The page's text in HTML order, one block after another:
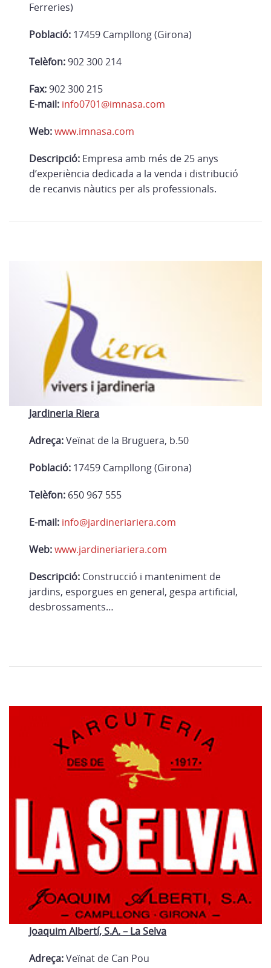
Ferreries)
Població: 17459 Campllong (Girona)
Telèfon:902 300 214
Fax:902 300 215
E-mail: info0701@imnasa.com
Web: www.imnasa.com
Descripció: Empresa amb més de 25 anys
d’experiència dedicada a la venda i distribució
de recanvis nàutics per als professionals.
Jardineria Riera
Adreça:Veïnat de la Bruguera, b.50
Població: 17459 Campllong (Girona)
Telèfon: 650 967 555
E-mail: info@jardineriariera.com
Web: www.jardineriariera.com
Descripció: Construcció i manteniment de
jardins, esporgues en general, gespa artificial,
desbrossaments…
Joaquim Albertí, S.A. – La Selva
Adreça:Veïnat de Can Pou